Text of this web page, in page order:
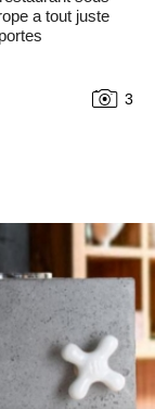
a tout juste
3